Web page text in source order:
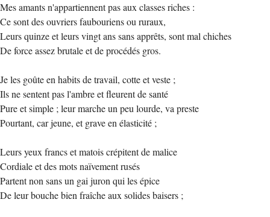
Mes amants n'appartiennent pas aux classes riches :
Ce sont des ouvriers faubouriens ou ruraux,
Leurs quinze et leurs vingt ans sans apprêts, sont mal chiches
De force assez brutale et de procédés gros.
Je les goûte en habits de travail, cotte et veste ;
Ils ne sentent pas l'ambre et fleurent de santé
Pure et simple ; leur marche un peu lourde, va preste
Pourtant, car jeune, et grave en élasticité ;
Leurs yeux francs et matois crépitent de malice
Cordiale et des mots naïvement rusés
Partent non sans un gai juron qui les épice
De leur bouche bien fraîche aux solides baisers ;